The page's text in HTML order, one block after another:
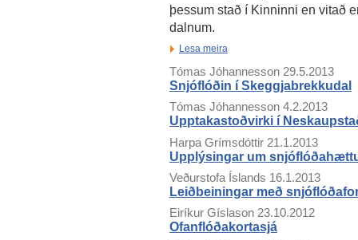
þessum stað í Kinninni en vitað
dalnum.
Lesa meira
Tómas Jóhannesson 29.5.2013
Snjóflóðin í Skeggjabrekkudal
Tómas Jóhannesson 4.2.2013
Upptakastoðvirki í
Harpa Grímsdóttir 21.1.2013
Upplýsingar um
Veðurstofa Íslands 16.1.2013
Leiðbeiningar með
Eiríkur Gíslason 23.10.2012
Ofanflóðakortasjá